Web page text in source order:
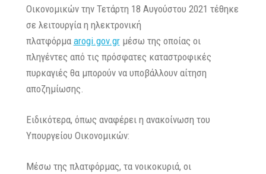
Οικονομικών την Τετάρτη 18 Αυγούστου 2021 τέθηκε
σε λειτουργία η ηλεκτρονική
πλατφόρμα arogi.gov.grμέσω της οποίας οι
πληγέντες από τις πρόσφατες καταστροφικές
πυρκαγιές θα μπορούν να υποβάλλουν αίτηση
αποζημίωσης.
Ειδικότερα, όπως αναφέρει η ανακοίνωση του
Υπουργείου Οικονομικών:
Μέσω της πλατφόρμας, τα νοικοκυριά, οι